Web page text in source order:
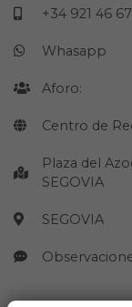
+34 921 46 67
Whasapp
Aforo:
Centro de
Plaza del
SEGOVIA
SEGOVIA